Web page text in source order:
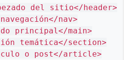
del sitio</header>
nav>
principal</main>
temática</section>
o post</article>